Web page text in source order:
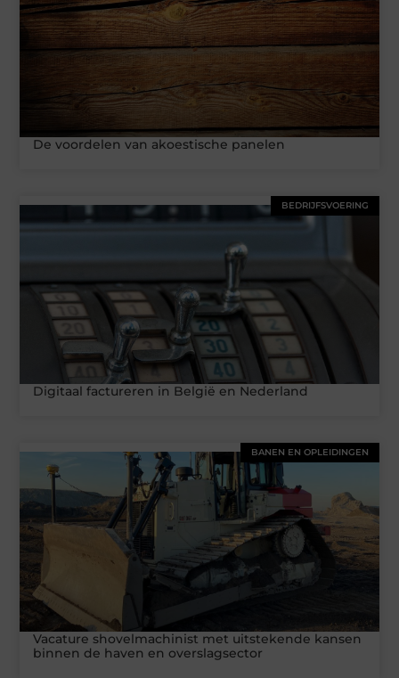
De voordelen van akoestische panelen
BEDRIJFSVOERING
Digitaal factureren in België en Nederland
BANEN EN OPLEIDINGEN
Vacature shovelmachinist met uitstekende kansen
binnen de haven en overslagsector